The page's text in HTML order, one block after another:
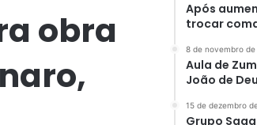
obra
Após
trocar
8 de novembro de
Aula de
João de
15 de dezembro
Grupo